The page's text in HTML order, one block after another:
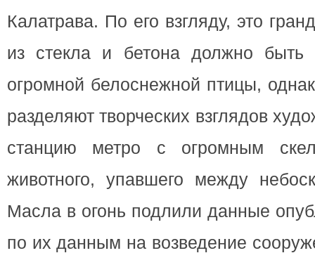
Калатрава. По его взгляду, это
из стекла и бетона должно
огромной белоснежной птицы,
разделяют творческих взглядов
станцию метро с огромным
животного, упавшего между
Масла в огонь подлили данные
по их данным на возведение